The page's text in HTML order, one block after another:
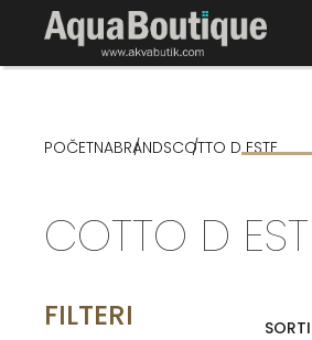
POČETNABRANDSCOTTO D ESTE
COTTO D
FILTERI